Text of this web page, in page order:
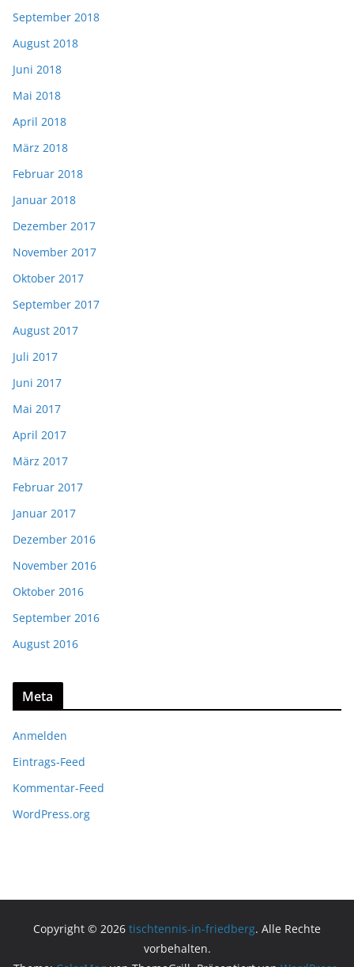
September 2018
August 2018
Juni 2018
Mai 2018
April 2018
März 2018
Februar 2018
Januar 2018
Dezember 2017
November 2017
Oktober 2017
September 2017
August 2017
Juli 2017
Juni 2017
Mai 2017
April 2017
März 2017
Februar 2017
Januar 2017
Dezember 2016
November 2016
Oktober 2016
September 2016
August 2016
Meta
Anmelden
Eintrags-Feed
Kommentar-Feed
WordPress.org
Copyright © 2026 tischtennis-in-friedberg. Alle Rechte
vorbehalten.